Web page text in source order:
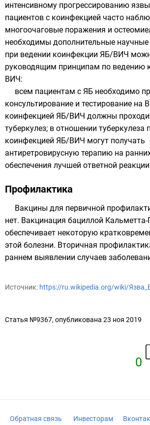
интенсивному прогрессированию
пациентов с коинфекцией часто
многоочаговые поражения и
необходимы дополнительные научные
при ведении коинфекции ЯБ/ВИЧ
руководящим принципам по ведению
ВИЧ:
всем пациентам с ЯБ необходимо
консультирование и тестирование на
коинфекцией ЯБ/ВИЧ должны
туберкулез; в отношении туберкулеза
коинфекцией ЯБ/ВИЧ могут получать
антиретровирусную терапию на
обеспечения лучшей ответной
Профилактика
Вакцины для первичной
нет. Вакцинация бациллой
обеспечивает некоторую
этой болезни. Вторичная
раннем выявлении случаев
Источник: https://ru.wikipedia.org/wiki/
Статья №9367, опубликована 23 ноя 2019
0
Обратная связь Инвесторам